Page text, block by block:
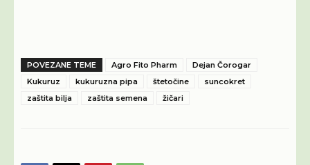
POVEZANE TEME Agro Fito Pharm
Dejan Čorogar
Kukuruz
kukuruzna pipa štetočine
suncokret
zaštita bilja
zaštita semena žičari